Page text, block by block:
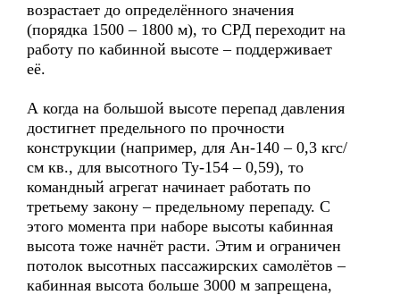
возрастает до определённого значения
(порядка 1500 – 1800 м), то СРД переходит на
работу по кабинной высоте – поддерживает
её.
А когда на большой высоте перепад давления
достигнет предельного по прочности
конструкции (например, для Ан-140 – 0,3 кгс/
см кв., для высотного Ту-154 – 0,59), то
командный агрегат начинает работать по
третьему закону – предельному перепаду. С
этого момента при наборе высоты кабинная
высота тоже начнёт расти. Этим и ограничен
потолок высотных пассажирских самолётов –
кабинная высота больше 3000 м запрещена,